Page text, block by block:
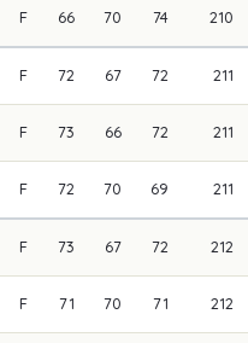
F 66 70 74 210
F 72 67 72 211
F 73 66 72 211
F 72 70 69 211
F 73 67 72 212
F 71 70 71 212